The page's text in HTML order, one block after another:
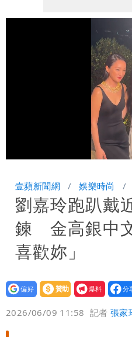
壹蘋新聞網 娛樂時尚
劉嘉玲跑趴戴
鍊 金高銀中
喜歡妳」
設為
贊助
我要
爆料
2026/06/09 11:58 記者張家